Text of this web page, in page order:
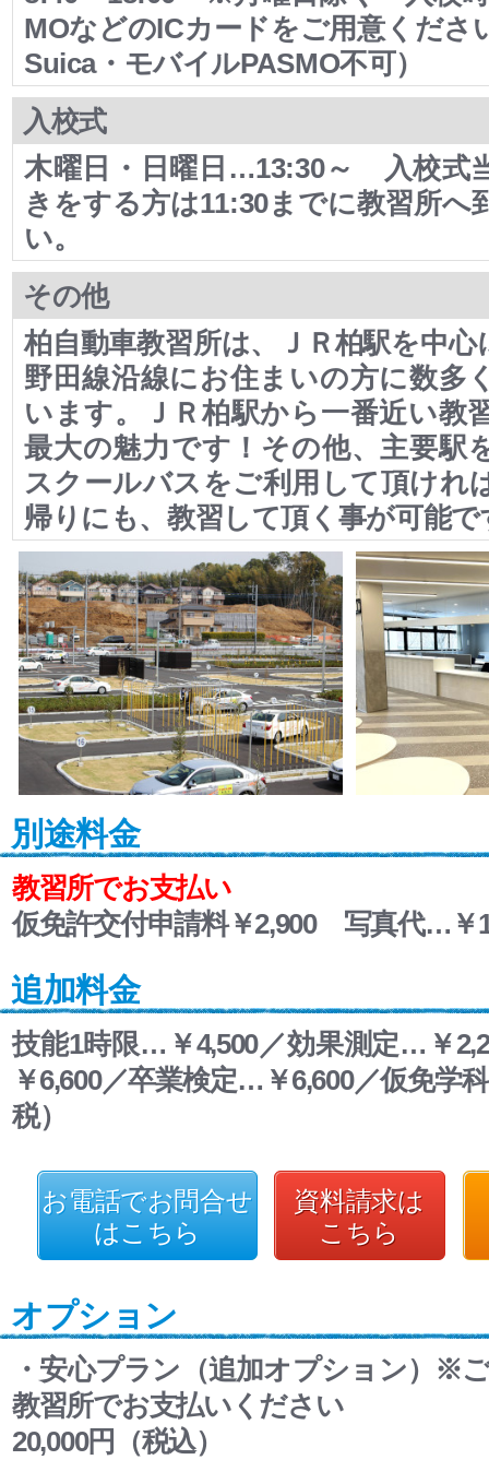
MOなどのICカードをご用意くださ
Suica・モバイルPASMO不可）
入校式
木曜日・日曜日…13:30～ 入校式
きをする方は11:30までに教習所へ
い。
その他
柏自動車教習所は、ＪＲ柏駅を中心
野田線沿線にお住まいの方に数多
います。ＪＲ柏駅から一番近い教
最大の魅力です！その他、主要駅
スクールバスをご利用して頂けれ
帰りにも、教習して頂く事が可能で
別途料金
教習所でお支払い
仮免許交付申請料￥2,900 写真代…￥
追加料金
技能1時限…￥4,500／効果測定…￥
￥6,600／卒業検定…￥6,600／仮免学
税）
お電話でお問合せ
はこちら
資料請求は
こちら
オプション
・安心プラン（追加オプション）※
教習所でお支払いください
20,000円（税込）